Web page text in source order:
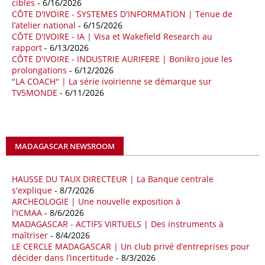
italienne Giorgia Meloni, et le chef du gouvernement libyen
Abdulhamid Dbeibah, ont affiché leur volonté de renforcer la
coopération et les investissements dans le secteur énergétique. Cette
séquence survient alors que Rome cherche à réduire son exposition
aux chocs affectant les flux mondiaux de l’énergie.
18/04/26 ALGERIE - BP
La multinationale BP signe son retour en Algérie où un permis de
de l’exploration. Le périmètre concerné se situe dans une zone de
lancer ses premières opérations de prospection sur le terrain portant
sur l’acquisition et l’interprétation de données géologiques et
géophysiques.
18/04/26 OUGANDA - CITIBANK
Les autorités ougandaises ont annoncé avoir mandaté la banque
américaine Citibank pour arranger la mobilisation des financements
cibles - 6/16/2026
CÔTE D'IVOIRE - SYSTEMES D'INFORMATION | Tenue de
l’atelier national - 6/15/2026
CÔTE D'IVOIRE - IA | Visa et Wakefield Research au
rapport - 6/13/2026
CÔTE D'IVOIRE - INDUSTRIE AURIFERE | Bonikro joue les
prolongations - 6/12/2026
"LA COACH" | La série ivoirienne se démarque sur
TV5MONDE - 6/11/2026
MADAGASCAR NEWSROOM
HAUSSE DU TAUX DIRECTEUR | La Banque centrale
s'explique - 8/7/2026
ARCHEOLOGIE | Une nouvelle exposition à
l'ICMAA - 8/6/2026
MADAGASCAR - ACTIFS VIRTUELS | Des instruments à
maîtriser - 8/4/2026
LE CERCLE MADAGASCAR | Un club privé d’entreprises pour
décider dans l’incertitude - 8/3/2026